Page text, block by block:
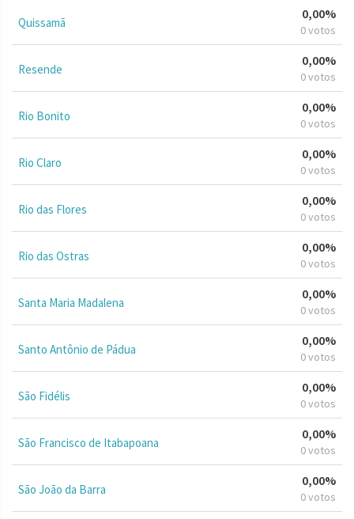
Quissamã
0,00%
0 votos
Resende
0,00%
0 votos
Rio Bonito
0,00%
0 votos
Rio Claro
0,00%
0 votos
Rio das Flores
0,00%
0 votos
Rio das Ostras
0,00%
0 votos
Santa Maria Madalena
0,00%
0 votos
Santo Antônio de Pádua
0,00%
0 votos
São Fidélis
0,00%
0 votos
São Francisco de Itabapoana
0,00%
0 votos
São João da Barra
0,00%
0 votos